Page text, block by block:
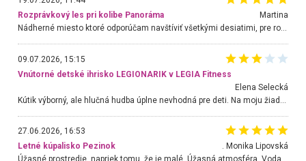
Rozprávkový les pri kolibe Panoráma
Martina
Nádherné miesto ktoré odporúčam navštíviť všetkými desiatimi, pre rodiny s deťmi, dôchodcom... Proste a jednoducho ozaj rozprávkový les.. určite ešte prídeme. Odniesli sme si na pamiatku krásne tričká,
09.07.2026, 15:15
Vnútorné detské ihrisko LEGIONARIK v LEGIA Fitness
Elena Selecká
27.06.2026, 16:53
Letné kúpalisko Pezinok
. Monika Lipovská